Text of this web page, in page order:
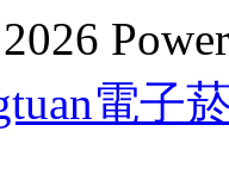
電子